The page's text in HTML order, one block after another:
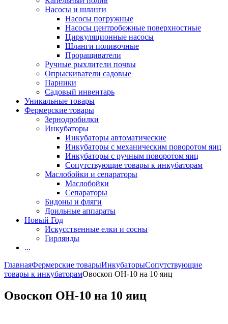
Насосы и шланги
Насосы погружные
Насосы центробежные поверхностные
Циркуляционные насосы
Шланги поливочные
Проращиватели
Ручные рыхлители почвы
Опрыскиватели садовые
Парники
Садовый инвентарь
Уникальные товары
Фермерские товары
Зернодробилки
Инкубаторы
Инкубаторы автоматические
Инкубаторы с механическим поворотом яиц
Инкубаторы с ручным поворотом яиц
Сопутствующие товары к инкубаторам
Маслобойки и сепараторы
Маслобойки
Сепараторы
Бидоны и фляги
Доильные аппараты
Новый Год
Искусственные елки и сосны
Гирлянды
...
ГлавнаяФермерские товарыИнкубаторыСопутствующие
товары к инкубаторамОвоскоп ОН-10 на 10 яиц
Овоскоп ОН-10 на 10 яиц